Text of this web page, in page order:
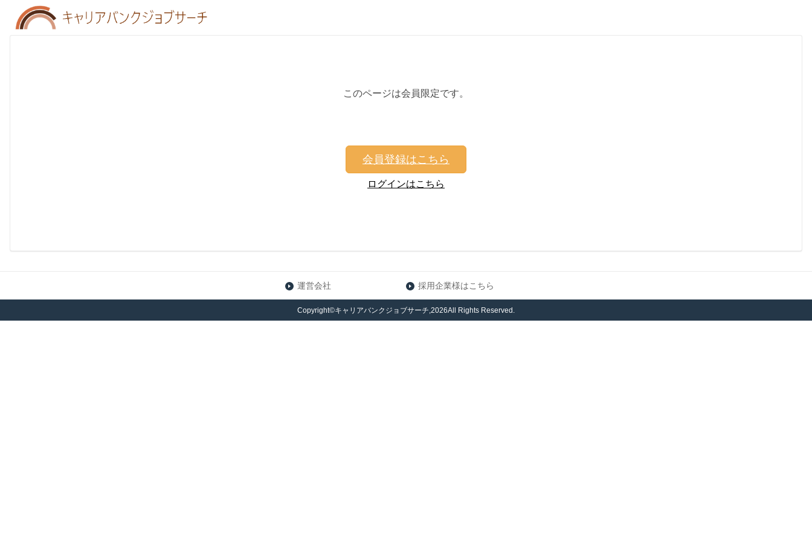
このページは会員限定です。
会員登録はこちら
ログインはこちら
運営会社 採用企業様はこちら
Copyright©キャリアバンクジョブサーチ,2026All Rights Reserved.